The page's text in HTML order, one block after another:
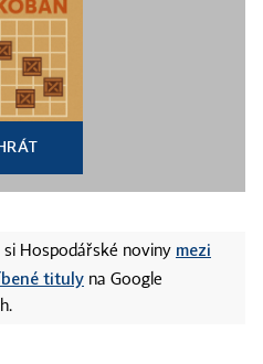
si Hospodářské noviny mezi
tituly na Google